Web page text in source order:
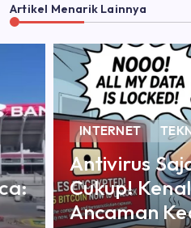
Artikel Menarik Lainnya
INTERNET
Antivirus
Cukup!
Ancaman